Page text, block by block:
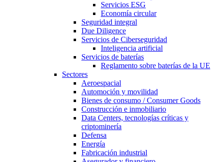
Servicios ESG
Economía circular
Seguridad integral
Due Diligence
Servicios de Ciberseguridad
Inteligencia artificial
Servicios de baterías
Reglamento sobre baterías de la UE
Sectores
Aeroespacial
Automoción y movilidad
Bienes de consumo / Consumer Goods
Construcción e inmobiliario
Data Centers, tecnologías críticas y
criptominería
Defensa
Energía
Fabricación industrial